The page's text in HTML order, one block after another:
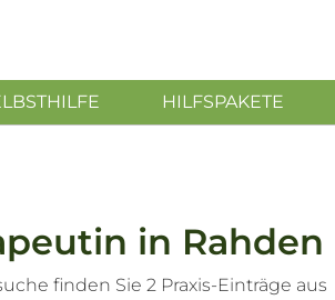
HILFSPAKETE
in Rahden
finden Sie 2 Praxis-Einträge aus